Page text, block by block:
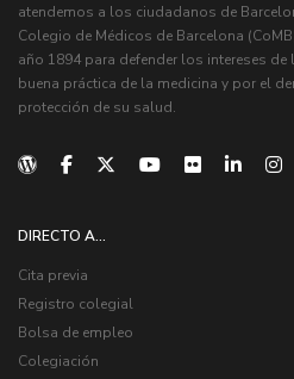
atendemos a los ciudadanos de
Colegio de Médicos de Barcelona
año 1894 para defender los intereses
buena práctica de la medicina y por el
protección de su salud.
DIRECTO A...
Cita previa
Registro colegial
Bolsa de empleo
Colegiación